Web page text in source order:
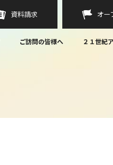
資料請求 オー
ご訪問の皆様へ ２１世紀